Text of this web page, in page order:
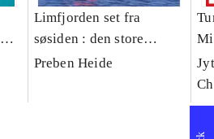
Limfjorden set fra
søsiden : den store
Limfjordsbog for
Preben Heide